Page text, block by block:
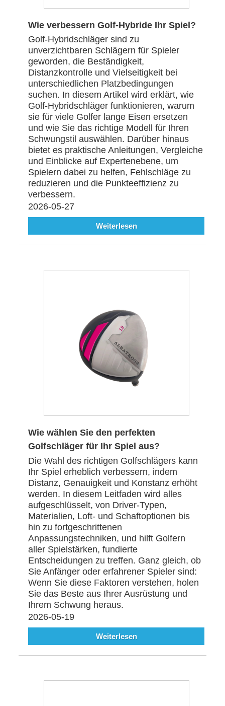
Wie verbessern Golf-Hybride Ihr Spiel?
Golf-Hybridschläger sind zu
unverzichtbaren Schlägern für Spieler
geworden, die Beständigkeit,
Distanzkontrolle und Vielseitigkeit bei
unterschiedlichen Platzbedingungen
suchen. In diesem Artikel wird erklärt, wie
Golf-Hybridschläger funktionieren, warum
sie für viele Golfer lange Eisen ersetzen
und wie Sie das richtige Modell für Ihren
Schwungstil auswählen. Darüber hinaus
bietet es praktische Anleitungen, Vergleiche
und Einblicke auf Expertenebene, um
Spielern dabei zu helfen, Fehlschläge zu
reduzieren und die Punkteeffizienz zu
verbessern.
2026-05-27
Weiterlesen
Wie wählen Sie den perfekten
Golfschläger für Ihr Spiel aus?
Die Wahl des richtigen Golfschlägers kann
Ihr Spiel erheblich verbessern, indem
Distanz, Genauigkeit und Konstanz erhöht
werden. In diesem Leitfaden wird alles
aufgeschlüsselt, von Driver-Typen,
Materialien, Loft- und Schaftoptionen bis
hin zu fortgeschrittenen
Anpassungstechniken, und hilft Golfern
aller Spielstärken, fundierte
Entscheidungen zu treffen. Ganz gleich, ob
Sie Anfänger oder erfahrener Spieler sind:
Wenn Sie diese Faktoren verstehen, holen
Sie das Beste aus Ihrer Ausrüstung und
Ihrem Schwung heraus.
2026-05-19
Weiterlesen